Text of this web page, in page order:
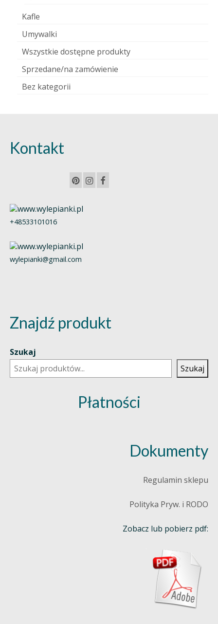
Kafle
Umywalki
Wszystkie dostępne produkty
Sprzedane/na zamówienie
Bez kategorii
Kontakt
+48533101016
wylepianki@gmail.com
Znajdź produkt
Szukaj
Szukaj
Płatności
Dokumenty
Regulamin sklepu
Polityka Pryw. i RODO
Zobacz lub pobierz pdf: